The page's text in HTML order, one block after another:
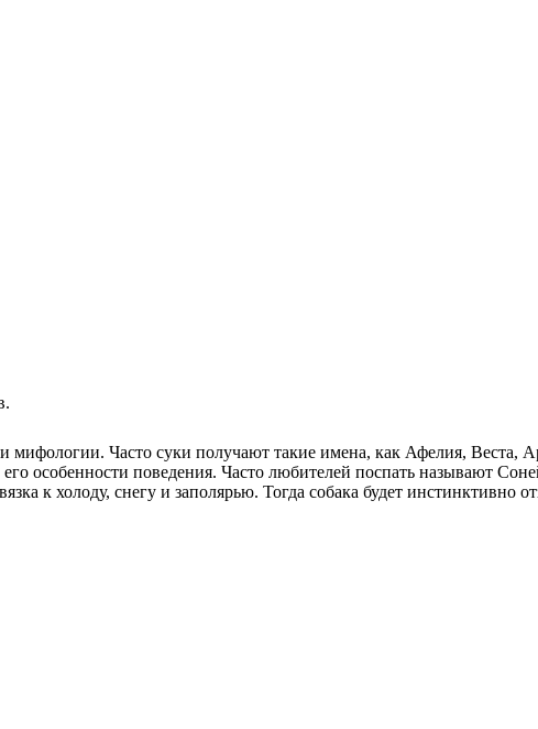
мифологии. Часто суки получают такие имена, как Афелия, Веста,
особенности поведения. Часто любителей поспать называют
к холоду, снегу и заполярью. Тогда собака будет инстинктивно